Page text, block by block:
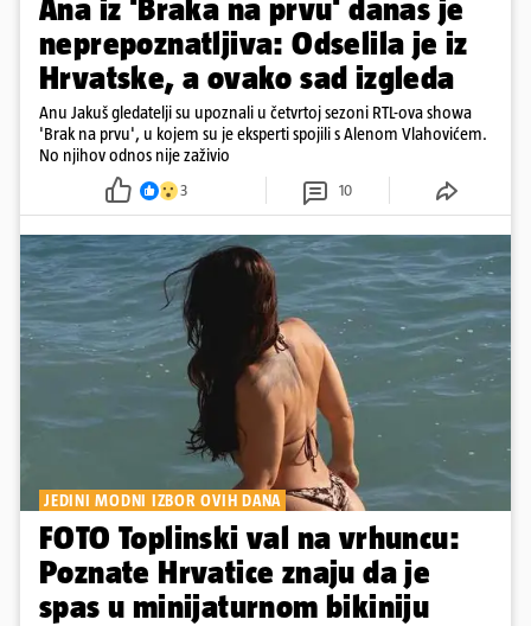
Ana iz 'Braka na prvu' danas je
neprepoznatljiva: Odselila je iz
Hrvatske, a ovako sad izgleda
Anu Jakuš gledatelji su upoznali u četvrtoj sezoni RTL-ova showa
'Brak na prvu', u kojem su je eksperti spojili s Alenom Vlahovićem.
No njihov odnos nije zaživio
3 10
JEDINI MODNI IZBOR OVIH DANA
FOTO Toplinski val na vrhuncu:
Poznate Hrvatice znaju da je
spas u minijaturnom bikiniju